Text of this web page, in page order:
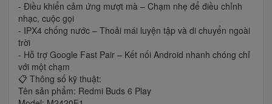
- Điều khiển cảm ứng mượt mà – Chạm nhẹ để điều chỉnh
nhạc, cuộc gọi
- IPX4 chống nước – Thoải mái luyện tập và di chuyển ngoài
trời
- Hỗ trợ Google Fast Pair – Kết nối Android nhanh chóng chỉ
với một chạm
📋 Thông số kỹ thuật:
Tên sản phẩm: Redmi Buds 6 Play